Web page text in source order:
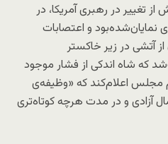
یعنی پیش از تغییر در رهبری آمریکا، در
نمایان‌شده‌بود و اعتصابات
آتشی در زیر خاکستر
که شاه اندکی از فشار موجود
مجلس اعلام‌کند که «وظیفه‌ی
آزادی و در مدت هرچه کوتاه‌تری